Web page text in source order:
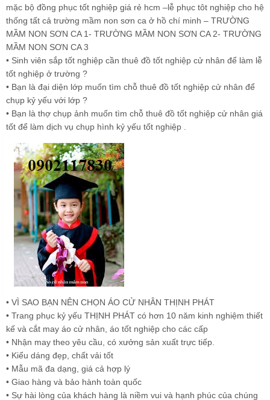
mặc bộ đồng phục tốt nghiệp giá rẻ hcm –lễ phục tôt nghiệp cho hệ
thống tất cả trường mầm non sơn ca ở hồ chí minh – TRƯỜNG
MẦM NON SƠN CA 1- TRƯỜNG MẦM NON SƠN CA 2- TRƯỜNG
MẦM NON SƠN CA 3
• Sinh viên sắp tốt nghiệp cần thuê đồ tốt nghiệp cử nhân để làm lễ
tốt nghiệp ở trường ?
• Bạn là đại diện lớp muốn tìm chỗ thuê đồ tốt nghiệp cử nhân để
chụp kỷ yếu với lớp ?
• Bạn là thợ chụp ảnh muốn tìm chỗ thuê đồ tốt nghiệp cử nhân giá
tốt để làm dịch vụ chụp hình kỷ yếu tốt nghiệp .
• VÌ SAO BẠN NÊN CHỌN ÁO CỬ NHÂN THỊNH PHÁT
• Trang phục kỷ yếu THỊNH PHÁT có hơn 10 năm kinh nghiệm thiết
kế và cắt may áo cử nhân, áo tốt nghiệp cho các cấp
• Nhận may theo yêu cầu, có xưởng sản xuất trực tiếp.
• Kiểu dáng đẹp, chất vải tốt
• Mẫu mã đa dạng, giá cả hợp lý
• Giao hàng và bảo hành toàn quốc
• Sự hài lòng của khách hàng là niềm vui và hạnh phúc của chúng